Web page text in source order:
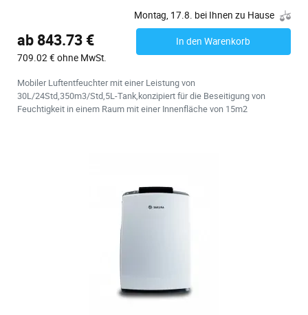
Montag, 17.8. bei Ihnen zu Hause
ab 843.73 €
709.02 € ohne MwSt.
In den Warenkorb
Mobiler Luftentfeuchter mit einer Leistung von
30L/24Std,350m3/Std,5L-Tank,konzipiert für die Beseitigung von
Feuchtigkeit in einem Raum mit einer Innenfläche von 15m2